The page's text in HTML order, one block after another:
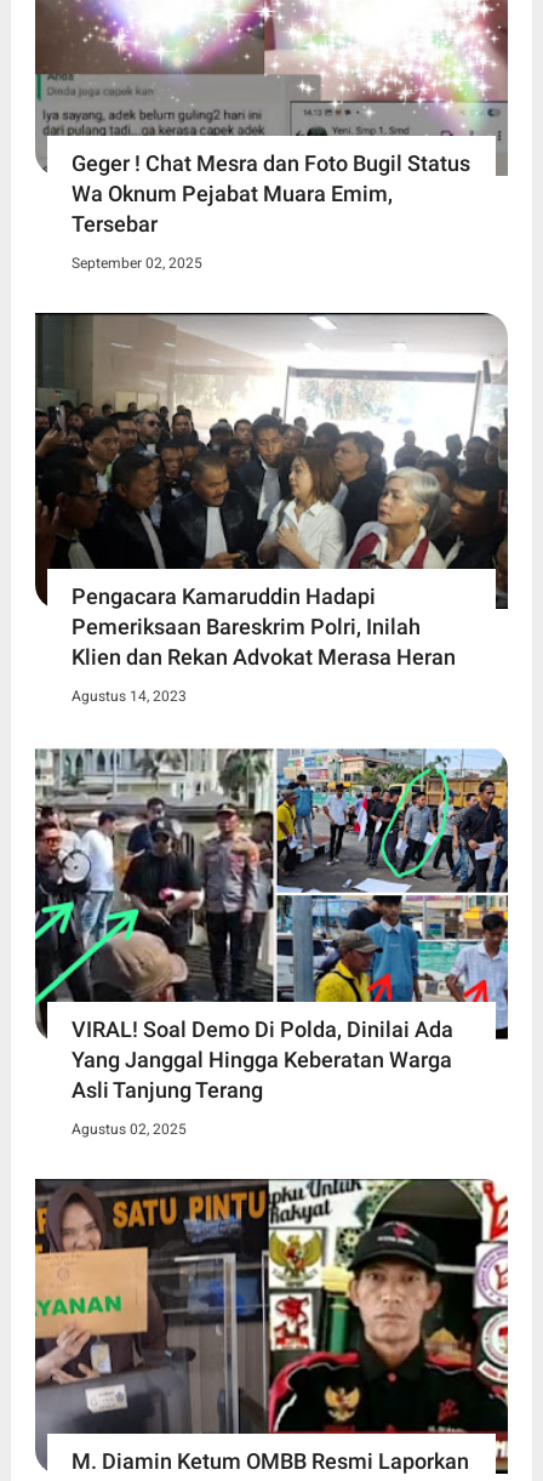
Geger ! Chat Mesra dan Foto Bugil Status
Wa Oknum Pejabat Muara Emim,
Tersebar
September 02, 2025
Pengacara Kamaruddin Hadapi
Pemeriksaan Bareskrim Polri, Inilah
Klien dan Rekan Advokat Merasa Heran
Agustus 14, 2023
VIRAL! Soal Demo Di Polda, Dinilai Ada
Yang Janggal Hingga Keberatan Warga
Asli Tanjung Terang
Agustus 02, 2025
M. Diamin Ketum OMBB Resmi Laporkan